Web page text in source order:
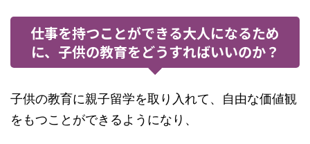
仕事を持つことができる大人になるため
に、子供の教育をどうすればいいのか？
子供の教育に親子留学を取り入れて、自由な価値観
をもつことができるようになり、